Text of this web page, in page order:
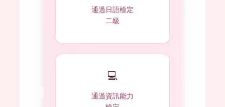
通過日語檢定
二級
💻
通過資訊能力